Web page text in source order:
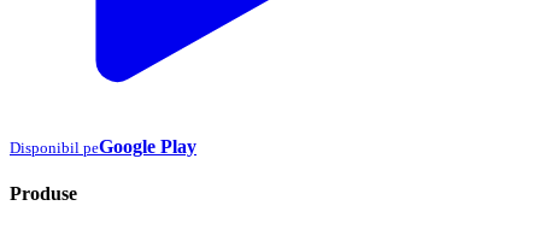
Disponibil peGoogle Play
Produse